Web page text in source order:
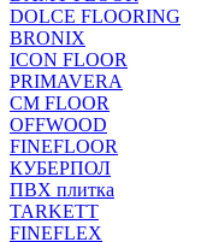
DOLCE FLOORING
BRONIX
ICON FLOOR
PRIMAVERA
CM FLOOR
OFFWOOD
FINEFLOOR
КУБЕРПОЛ
ПВХ плитка
TARKETT
FINEFLEX